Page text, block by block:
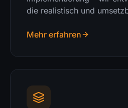
die realistisch und
Mehr erfahren